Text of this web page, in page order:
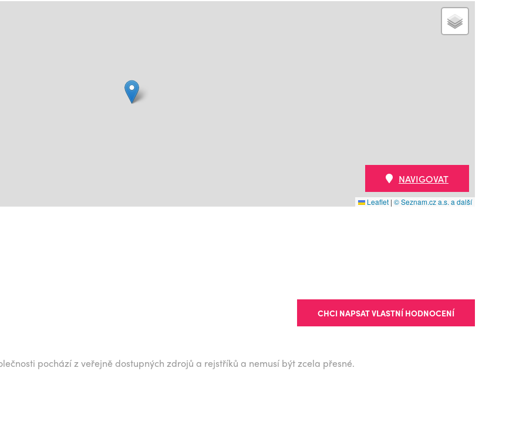
Leaflet | © Seznam.cz a.s. a další
NAVIGOVAT
CHCI NAPSAT VLASTNÍ HODNOCENÍ
pochází z veřejně dostupných zdrojů a rejstříků a nemusí být zcela přesné.